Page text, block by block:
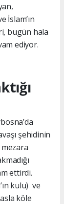
İslam’ın
bugün hala
ediyor.
şehidinin
mezara
ettirdi.
kulu) ve
köle